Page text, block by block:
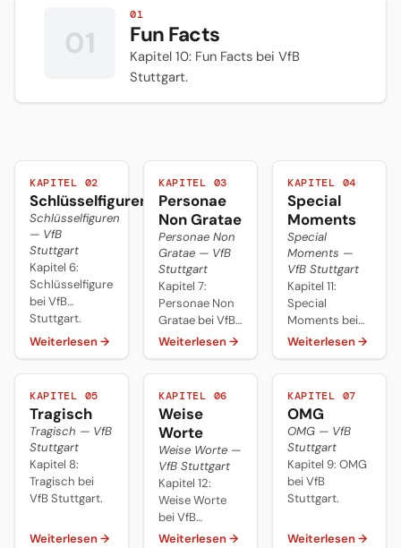
01
01
Fun Facts
Kapitel 10: Fun Facts bei VfB
Stuttgart.
KAPITEL 02
Schlüsselfiguren
Schlüsselfiguren
— VfB
Stuttgart
Kapitel 6:
Schlüsselfiguren
bei VfB
Stuttgart.
Weiterlesen→
KAPITEL 03
Personae
Non Gratae
Personae Non
Gratae — VfB
Stuttgart
Kapitel 7:
Personae Non
Gratae bei VfB
Stuttgart.
Weiterlesen→
KAPITEL 04
Special
Moments
Special
Moments —
VfB Stuttgart
Kapitel 11:
Special
Moments bei
VfB Stuttgart.
Weiterlesen→
KAPITEL 05
Tragisch
Tragisch — VfB
Stuttgart
Kapitel 8:
Tragisch bei
VfB Stuttgart.
Weiterlesen→
KAPITEL 06
Weise
Worte
Weise Worte —
VfB Stuttgart
Kapitel 12:
Weise Worte
bei VfB
Stuttgart.
Weiterlesen→
KAPITEL 07
OMG
OMG — VfB
Stuttgart
Kapitel 9: OMG
bei VfB
Stuttgart.
Weiterlesen→